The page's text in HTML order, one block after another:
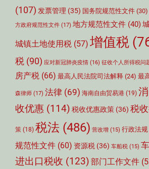
(107) 发票管理 (35) 国务院规范性文件 (30)
方政府规范性文件 (17) 地方规范性文件 (40)
城镇土地使用税 (57) 增值税
税 (90) 应对新冠肺炎疫情 (16) 征收个人所得税问
房产税 (66) 最高人民法院司法解释 (24) 最
森律师 (17) 法律 (69) 海南自由贸易港 (19)
收优惠 (114) 税收优惠政策 (36) 税
策 (18) 税法 (486) 营改增 (15) 行政法规
规范性文件 (60) 资源税 (36) 车船税 (15)
进出口税收 (123) 部门工作文件